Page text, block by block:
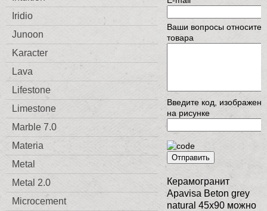
Iridio
Junoon
Karacter
Lava
Lifestone
Limestone
Marble 7.0
Materia
Metal
Metal 2.0
Microcement
Ваши вопросы
товара
Введите код,
на рисунке
Отправить
Керамогранит
Apavisa Beton grey
natural 45x90 можно